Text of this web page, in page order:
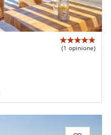
(1 opinione)